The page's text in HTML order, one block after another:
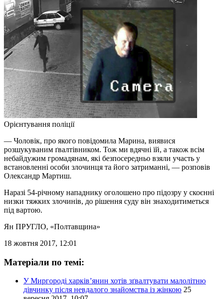
Орієнтування поліції
— Чоловік, про якого повідомила Марина, виявися
розшукуваним ґвалтівником. Тож ми вдячні їй, а також всім
небайдужим громадянам, які безпосередньо взяли участь у
встановленні особи злочинця та його затриманні, — розповів
Олександр Мартиш.
Наразі 54-річному нападнику оголошено про підозру у скоєнні
низки тяжких злочинів, до рішення суду він знаходитиметься
під вартою.
Ян ПРУГЛО, «Полтавщина»
18 жовтня 2017, 12:01
Матеріали по темі:
У Миргороді харків’янин хотів зґвалтувати малолітню
дівчинку після невдалого знайомства із жінкою 25